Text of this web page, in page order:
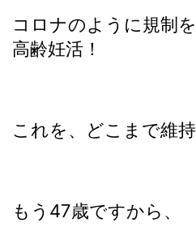
コロナのように規制
高齢妊活！
これを、どこまで維
もう47歳ですから、